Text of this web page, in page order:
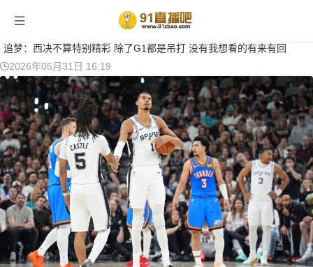
当前位置： 篮球新闻> 正文
追梦：西决不算特别精彩 除了G1都是吊打 没有我想看的有来有回
2026年05月31日 16:19